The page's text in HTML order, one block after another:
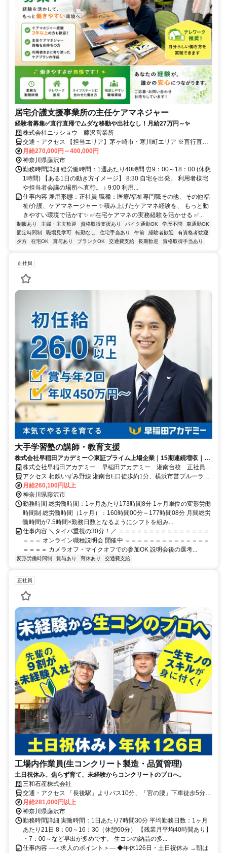
居宅介護支援事業所の主任ケアマネジャー
経験者募集✅直行直帰でムダな移動や出社なし！月給27万円～✨
株式会社ニッショウ 藤沢営業所
交通・アクセス 【担当エリア】茅ヶ崎市・寒川町エリア ※直行直帰
※在宅勤務可能
月給270,000円～400,000円
神奈川県藤沢市
勤務時間詳細 総労働時間：1週あたり40時間 ⏰9：00～18：00 (休憩
1時間) 【ある1日の動き方イメージ】 8:30 自宅を出発。 利用者様宅
や担当者会議の場所へ直行。 ↓ 9:00 利用...
仕事内容 雇用形態：正社員 職種：医療/福祉専門職その他、その他福
祉/介護、ケアマネージャー ✨積み上げたケアマネ経験を、 もっと動
きやすい環境で活かす✨ ✅在宅ケアマネの実務経験を活かせる ✅...
制服あり 主婦・主夫歓迎 資格取得支援あり バイク通勤OK 学歴不問
車通勤OK
固定時間制
職場見学可 転勤なし 住宅手当あり 午前 経験者歓迎
有資格者歓迎
夕方
在宅OK 賞与あり ブランクOK 交通費支給 長期歓迎 資格取得手当あり
正社員
大手学習塾の講師・教育支援
株式会社早稲田アカデミー◇東証プライム上場企業｜15期連続増収｜本
気でやる子を育てる
株式会社早稲田アカデミー 早稲田アカデミー 湘南台校 正社員
(講師職)
アクセス 相鉄いずみ野線 湘南台E口徒歩約1分、横浜市営ブルーライ
ン 湘南台E口徒歩約1分、小田急江ノ島線 湘南台E口徒歩約1分
月給260,100円以上
神奈川県藤沢市
勤務時間 総労働時間：1ヶ月あたり173時間8分 1ヶ月単位の変形労働
時間制 総労働時間（1ヶ月）：160時間00分～177時間08分 月間総労
働時間が7.5時間×勤務日数となるようにシフトを組み...
仕事内容 ＼タイパ重視の30分！／ ＝＝＝＝＝＝＝＝＝＝＝＝＝＝＝
＝＝＝ オンライン職種説明会 開催中 ＝＝＝＝＝＝＝＝＝＝＝＝＝＝
＝＝＝＝ カメラオフ・マイクオフでの参加OK 説明会後の選考...
変形労働時間制 賞与あり 育休あり 交通費支給
正社員
工場内作業員(生コンクリート製造・品質管理)
土日祝休み。焦らず育て、未経験からコンクリートのプロへ。
三和石産株式会社
交通・アクセス 「長後駅」よりバス10分、「宮の腰」下車徒歩5分。
「湘南台駅」よりバス8分、「公民館前」下車徒歩5分
月給281,000円以上
神奈川県藤沢市
勤務時間詳細 実働時間：1日あたり7時間30分 平均勤務日数：1ヶ月
あたり21日 8：00～16：30（休憩60分） 【残業月平均40時間あり】
・7：00～など早出が多めです。 生コンの納品の多...
仕事内容 ―＜求人のポイント＞― ◆年休126日・土日祝休み →朝は